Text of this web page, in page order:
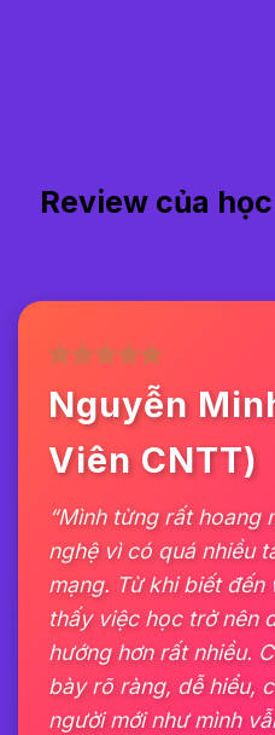
Review của
Nguyễn
Viên CNTT)
“Mình từng rất hoang
nghệ vì có quá nhiều
mạng. Từ khi biết đến
thấy việc học trở nên
hướng hơn rất nhiều.
bày rõ ràng, dễ hiểu,
người mới như mình